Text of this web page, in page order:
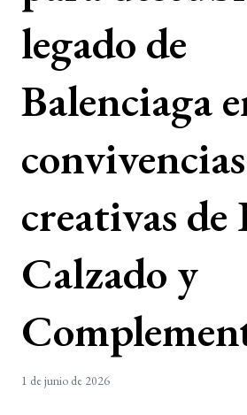
legado de
Balenciaga
convivencias
creativas de
Calzado y
1 de junio de 2026